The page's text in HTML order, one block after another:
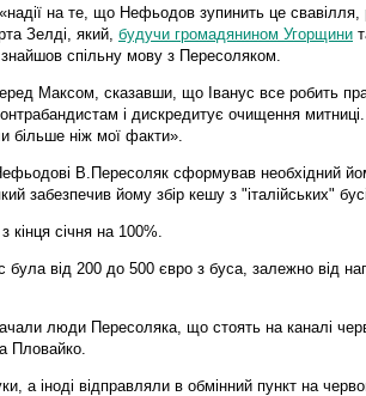
на те, що Нефьодов зупинить це свавілля,
Зелді, який, будучи громадянином Угорщини
спільну мову з Пересоляком.
Максом, сказавши, що Іванус все робить
і дискредитує очищення
більше ніж мої факти».
В.Пересоляк сформував необхідний
забезпечив йому збір кешу з "італійських"
січня на 100%.
була від 200 до 500 євро з буса, залежно від
люди Пересоляка, що стоять на каналі
Пловайко.
а іноді відправляли в обмінний пункт на